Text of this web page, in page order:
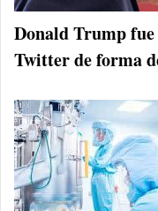
Donald Trump fue
Twitter de forma